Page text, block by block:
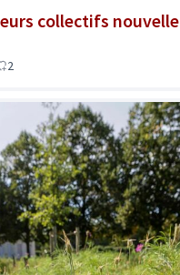
collectifs nouvelle
2